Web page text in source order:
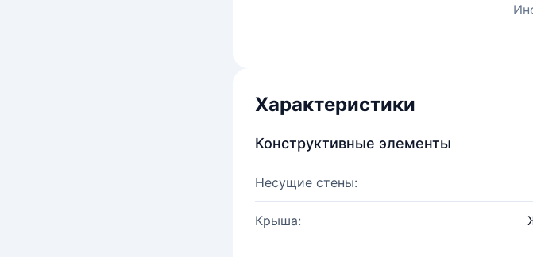
Характеристики
Конструктивные элементы
Несущие стены:
Крыша: